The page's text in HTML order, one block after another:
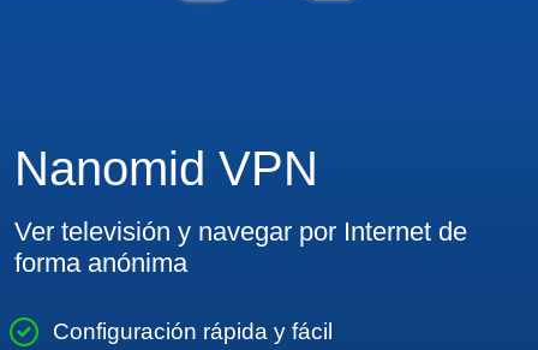
Nanomid VPN
Ver televisión y navegar por Internet de
forma anónima
Configuración rápida y fácil